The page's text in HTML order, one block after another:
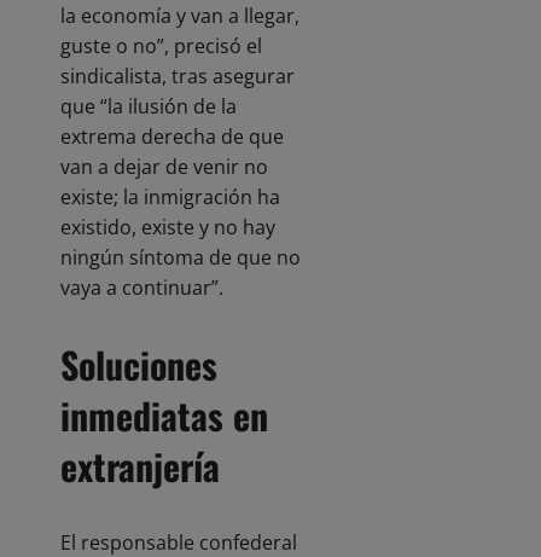
la economía y van a llegar,
guste o no”, precisó el
sindicalista, tras asegurar
que “la ilusión de la
extrema derecha de que
van a dejar de venir no
existe; la inmigración ha
existido, existe y no hay
ningún síntoma de que no
vaya a continuar”.
Soluciones
inmediatas en
extranjería
El responsable confederal